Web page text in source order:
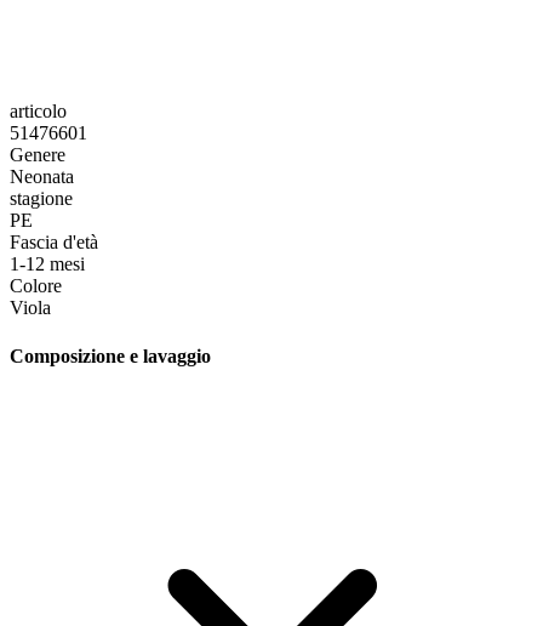
articolo
51476601
Genere
Neonata
stagione
PE
Fascia d'età
1-12 mesi
Colore
Viola
Composizione e lavaggio